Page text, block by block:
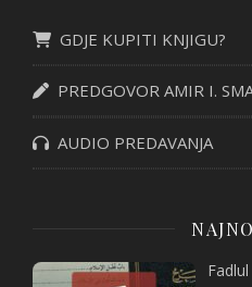
GDJE KUPITI KNJIGU?
PREDGOVOR AMIR I.
AUDIO PREDAVANJA